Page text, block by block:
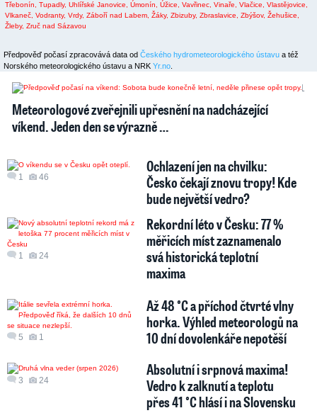
Třebonín, Tupadly, Uhlířské Janovice, Úmonín, Úžice, Vavřinec, Vinaře, Vlačice, Vlastějovice,
Vlkaneč, Vodranty, Vrdy, Záboří nad Labem, Žáky, Zbizuby, Zbraslavice, Zbýšov, Žehušice,
Žleby, Zruč nad Sázavou
Předpověď počasí zpracovává data od Českého hydrometeorologického ústavu a též
Norského meteorologického ústavu a NRK Yr.no.
2 1
Meteorologové zveřejnili upřesnění na nadcházející
víkend. Jeden den se výrazně …
1 46
Ochlazení jen na chvilku:
Česko čekají znovu tropy! Kde
bude největší vedro?
1 24
Rekordní léto v Česku: 77 %
měřicích míst zaznamenalo
svá historická teplotní
maxima
5 1
Až 48 °C a příchod čtvrté vlny
horka. Výhled meteorologů na
10 dní dovolenkáře nepotěší
3 24
Absolutní i srpnová maxima!
Vedro k zalknutí a teplotu
přes 41 °C hlásí i na Slovensku